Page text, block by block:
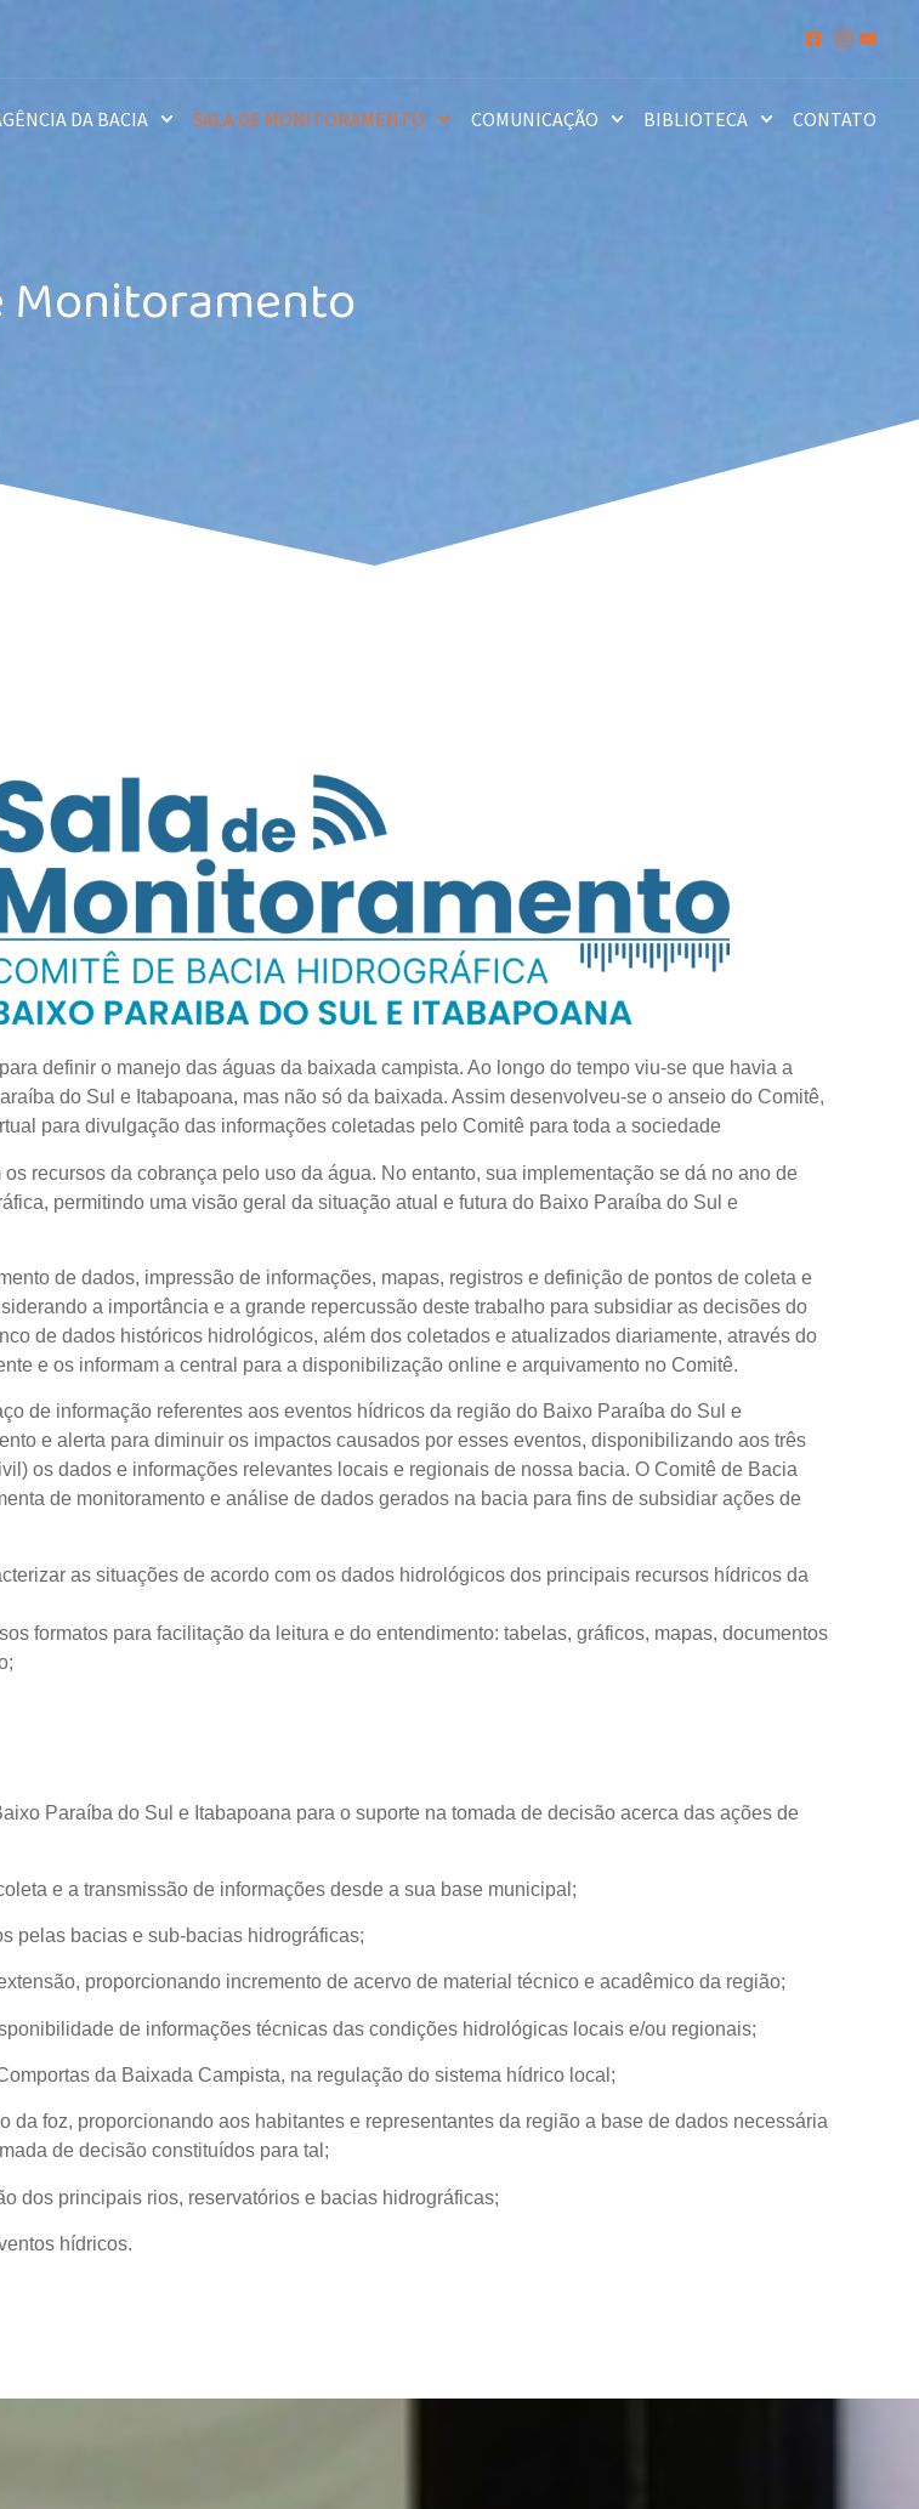
DA BACIA SALA DE MONITORAMENTO COMUNICAÇÃO BIBLIOTECA CONTATO
Monitoramento
definir o manejo das águas da baixada campista. Ao longo do tempo viu-se que havia a
do Sul e Itabapoana, mas não só da baixada. Assim desenvolveu-se o anseio do Comitê,
para divulgação das informações coletadas pelo Comitê para toda a sociedade
recursos da cobrança pelo uso da água. No entanto, sua implementação se dá no ano de
permitindo uma visão geral da situação atual e futura do Baixo Paraíba do Sul e
de dados, impressão de informações, mapas, registros e definição de pontos de coleta e
a importância e a grande repercussão deste trabalho para subsidiar as decisões do
de dados históricos hidrológicos, além dos coletados e atualizados diariamente, através do
e os informam a central para a disponibilização online e arquivamento no Comitê.
de informação referentes aos eventos hídricos da região do Baixo Paraíba do Sul e
e alerta para diminuir os impactos causados por esses eventos, disponibilizando aos três
os dados e informações relevantes locais e regionais de nossa bacia. O Comitê de Bacia
de monitoramento e análise de dados gerados na bacia para fins de subsidiar ações de
as situações de acordo com os dados hidrológicos dos principais recursos hídricos da
formatos para facilitação da leitura e do entendimento: tabelas, gráficos, mapas, documentos
Paraíba do Sul e Itabapoana para o suporte na tomada de decisão acerca das ações de
e a transmissão de informações desde a sua base municipal;
pelas bacias e sub-bacias hidrográficas;
proporcionando incremento de acervo de material técnico e acadêmico da região;
de informações técnicas das condições hidrológicas locais e/ou regionais;
da Baixada Campista, na regulação do sistema hídrico local;
foz, proporcionando aos habitantes e representantes da região a base de dados necessária
de decisão constituídos para tal;
dos principais rios, reservatórios e bacias hidrográficas;
hídricos.